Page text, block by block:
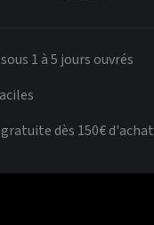
1 à 5 jours ouvrés
dès 150€ d'achat